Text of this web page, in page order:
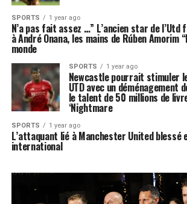
SPORTS 1 year ago
N’a pas fait assez …” L’ancien star de
à André Onana, les mains de Rúben Amorim
monde
SPORTS 1 year ago
Newcastle pourrait stimuler
UTD avec un
le talent de 50 millions de
‘Nightmare
SPORTS 1 year ago
L’attaquant lié à Manchester United blessé
international